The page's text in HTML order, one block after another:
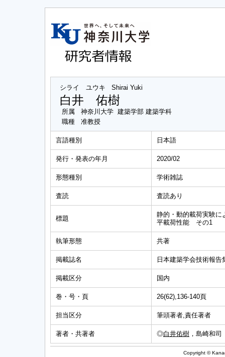
シライ ユウキ Shirai Yuki
白井 佑樹
所属
神奈川大学 建築学部 建築学科
職種
准教授
言語種別 日本語
発行・発表の年月 2020/02
形態種別 学術雑誌
査読 査読あり
標題
静的・動的載荷実験
平載荷性能 その1
執筆形態 共著
掲載誌名 日本建築学会技術報告
掲載区分 国内
巻・号・頁 26(62),136-140頁
担当区分 筆頭著者,責任著者
著者・共著者 ◎白井佑樹 ，島崎和司
Copyright ©